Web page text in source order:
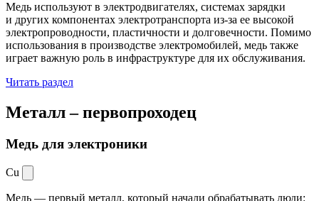
Медь используют в электродвигателях, системах зарядки
и других компонентах электротранспорта из-за ее высокой
электропроводности, пластичности и долговечности. Помимо
использования в производстве электромобилей, медь также
играет важную роль в инфраструктуре для их обслуживания.
Читать раздел
Металл –первопроходец
Медь для электроники
Cu
Медь — первый металл, который начали обрабатывать люди: